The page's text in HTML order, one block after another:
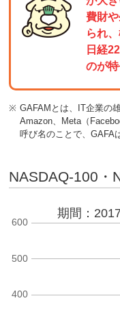
費財
られ
日経
のが特
※ GAFAMとは、IT企業の
Amazon、Meta（
呼び名のことで、GAFA
NASDAQ-100・